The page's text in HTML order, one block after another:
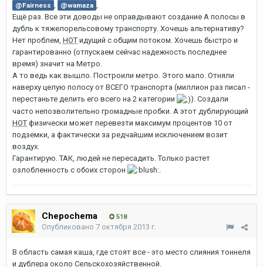
@Fairness , @wamaza ,
Ещё раз. Все эти доводы не оправдывают создание А полосы в
дубль к тяжелорельсовому транспорту. Хочешь альтернативу?
Нет проблем, НОТ идущий с общим потоком. Хочешь быстро и
гарантированно (отпускаем сейчас надежность последнее
время) значит на Метро.
А то ведь как вышло. Построили метро. Этого мало. Отняли
наверху целую полосу от ВСЕГО транспорта (миллион раз писал -
перестаньте делить его всего на 2 категории
). Создали
часто непозволительно громадные пробки. А этот дублирующий
НОТ физически может перевезти максимум процентов 10 от
подземки, а фактически за редчайшим исключением возит
воздух.
Гарантирую. ТАК, людей не пересадить. Только растет
озлобленность с обоих сторон
Chepochema 518
Опубликовано 7 октября 2013 г.
В область самая каша, где стоят все - это место слияния тоннеля
и дублера около Сельскохозяйственной.